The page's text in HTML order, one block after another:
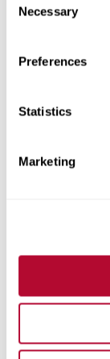
Selection
Necessary
Preferences
Statistics
Marketing
Estou
central/